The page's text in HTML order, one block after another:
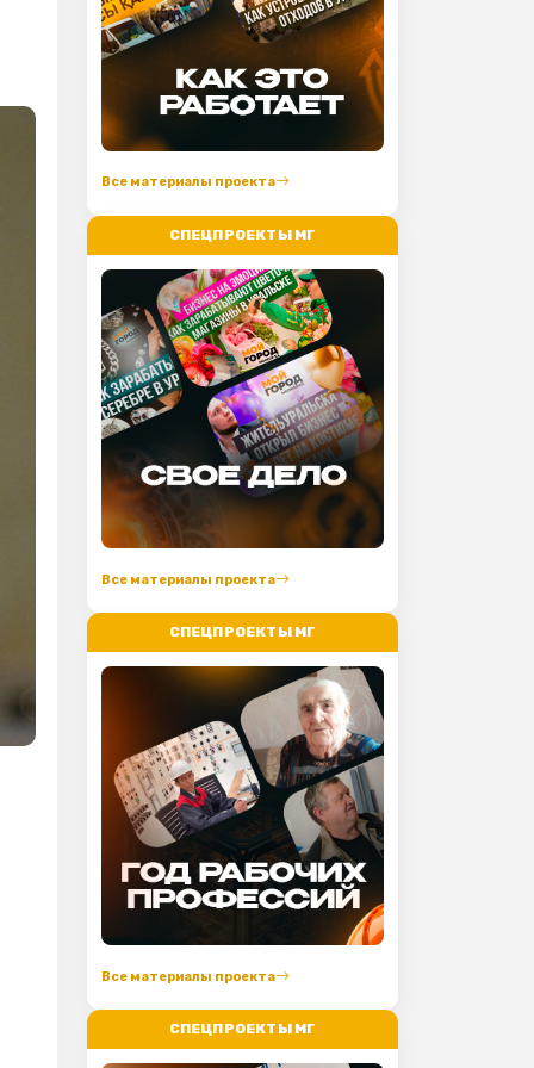
Все материалы проекта
СПЕЦПРОЕКТЫ МГ
Все материалы проекта
СПЕЦПРОЕКТЫ МГ
Все материалы проекта
СПЕЦПРОЕКТЫ МГ